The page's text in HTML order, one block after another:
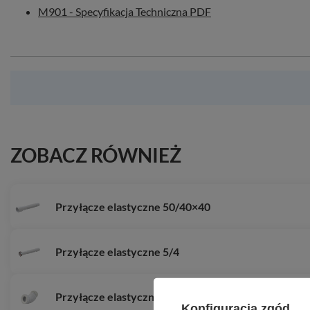
M901 - Specyfikacja Techniczna PDF
ZOBACZ RÓWNIEŻ
Przyłącze elastyczne 50/40×40
Przyłącze elastyczne 5/4
Przyłącze elastyczne WC